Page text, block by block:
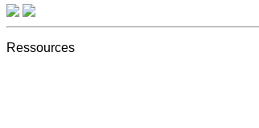
Ressources